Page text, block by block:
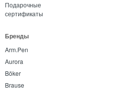
Подарочные
сертификаты
Бренды
Arm.Pen
Aurora
Böker
Brause